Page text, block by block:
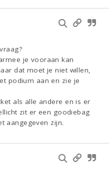
je vooraan kan
dat moet je niet willen,
podium aan en zie je
als alle andere en is er
zit er een goodiebag
aangegeven zijn.